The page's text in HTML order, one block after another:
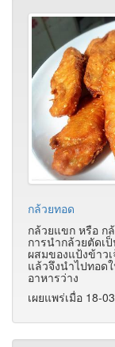
กล้วยทอด
กล้วยแขก หรือ ก
การนำกล้วยตัดเ
ผสมของแป้งข้าว
แล้วจึงนำไปทอด
อาหารว่าง
เผยแพร่เมื่อ 18-